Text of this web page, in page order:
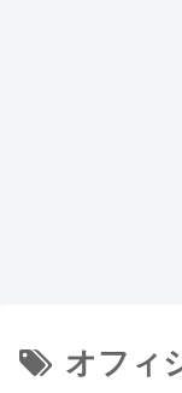
オフィ